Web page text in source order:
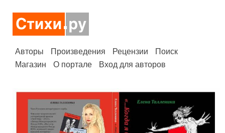
Авторы Произведения Рецензии
Поиск
Магазин
О портале Вход для авторов